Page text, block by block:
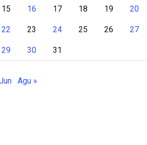
15 16 17 18 19 20
22 23 24 25 26 27
29 30 31
Agu »